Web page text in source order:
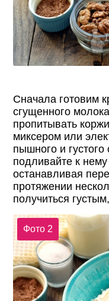
Сначала готовим
сгущенного
пропитывать
миксером или
пышного и
подливайте к
останавливая
протяжении
получиться
Фото 2